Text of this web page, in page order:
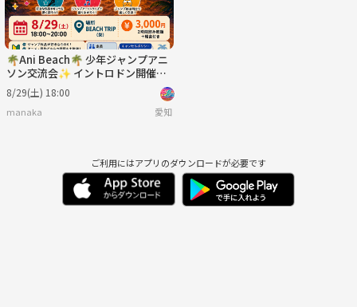
🌴Ani Beach🌴 少年ジャンプアニ
ソン交流会✨ イントロドン開催！
初参加・一人参加大歓迎！
8/29(土) 18:00
manaka 愛知
ご利用にはアプリのダウンロードが必要です